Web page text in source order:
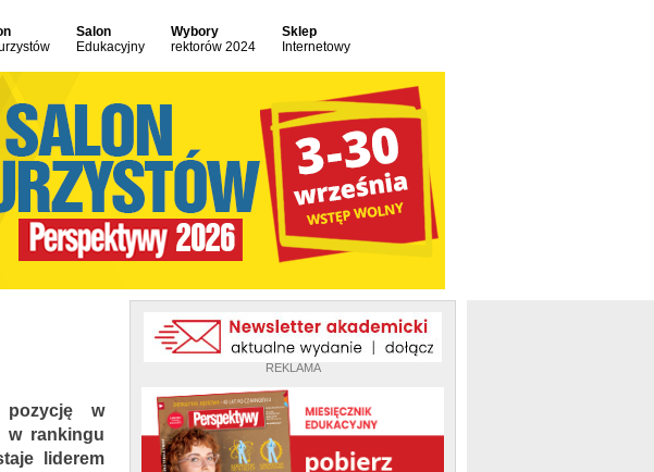
Salon
Edukacyjny
Wybory
rektorów 2024
Sklep
Internetowy
REKLAMA
pozycję w
w rankingu
liderem